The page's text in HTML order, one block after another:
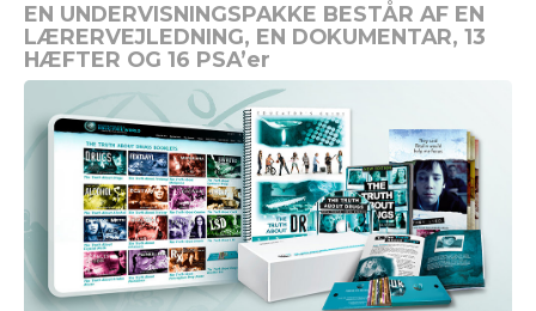
EN UNDERVISNINGSPAKKE BESTÅR AF EN
LÆRERVEJLEDNING, EN DOKUMENTAR, 13
HÆFTER OG 16 PSA’er